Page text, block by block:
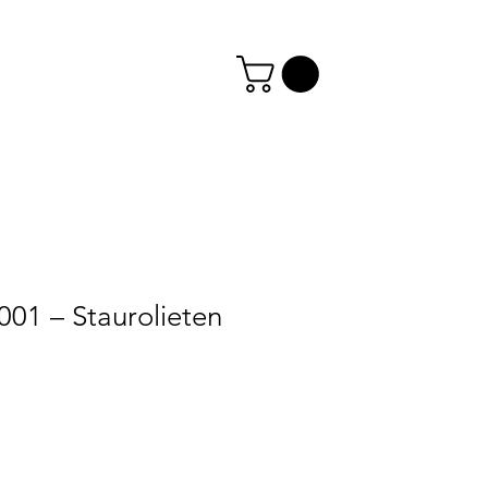
– Staurolieten